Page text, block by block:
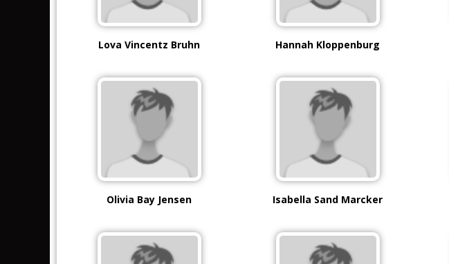
Lova Vincentz Bruhn Hannah Kloppenburg
Olivia Bay Jensen Isabella Sand Marcker